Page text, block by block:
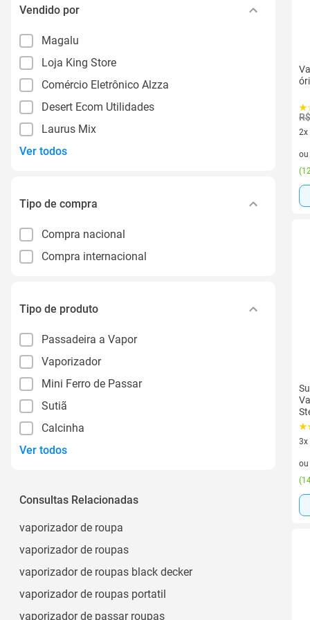
Vendido por
Magalu
Loja King Store
Comércio Eletrônico Alzza
Desert Ecom Utilidades
Laurus Mix
Ver todos
Tipo de compra
Compra nacional
Compra internacional
Tipo de produto
Passadeira a Vapor
Vaporizador
Mini Ferro de Passar
Sutiã
Calcinha
Ver todos
Consultas Relacionadas
vaporizador de roupa
vaporizador de roupas
vaporizador de roupas black decker
vaporizador de roupas portatil
vaporizador de passar roupas
2x
2
ou
(
3x
3
ou
(